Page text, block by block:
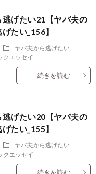
逃げたい21【ヤバ夫の
たい_156】
ヤバ夫から逃げたい
クエッセイ
続きを読む
逃げたい20【ヤバ夫の
たい_155】
ヤバ夫から逃げたい
クエッセイ
続きを読む